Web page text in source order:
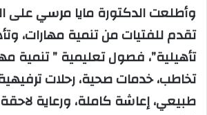
وأطلعت الدكتورة مايا مرسي على
تقدم للفتيات من تنمية مهارات،
تأهيلية”، فصول تعليمية ” تنمية
تخاطب، خدمات صحية، رحلات
طبيعي، إعاشة كاملة، ورعاية